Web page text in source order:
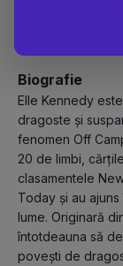
Biografie
Elle Kennedy
dragoste și
fenomen Off
20 de limbi,
clasamentele
Today și au
lume. Originară
întotdeauna să
povești de